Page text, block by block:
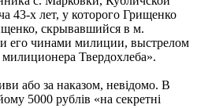
43-х лет, у которого Грищенко
скрывавшийся в м.
его чинами милиции, выстрелом
Твердохлеба».
або за наказом, невідомо. В
5000 рублів «на секретні